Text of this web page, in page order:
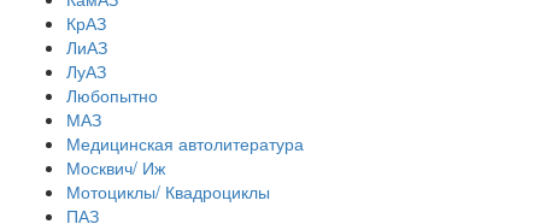
КрАЗ
ЛиАЗ
ЛуАЗ
Любопытно
МАЗ
Медицинская автолитература
Москвич/ Иж
Мотоциклы/ Квадроциклы
ПАЗ